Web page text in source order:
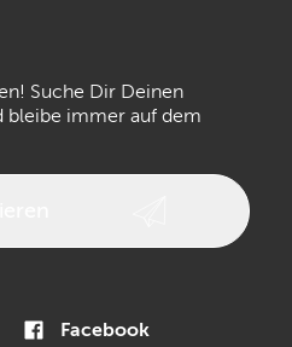
Epiphone
Suche Dir Deinen
bleibe immer auf dem
Facebook